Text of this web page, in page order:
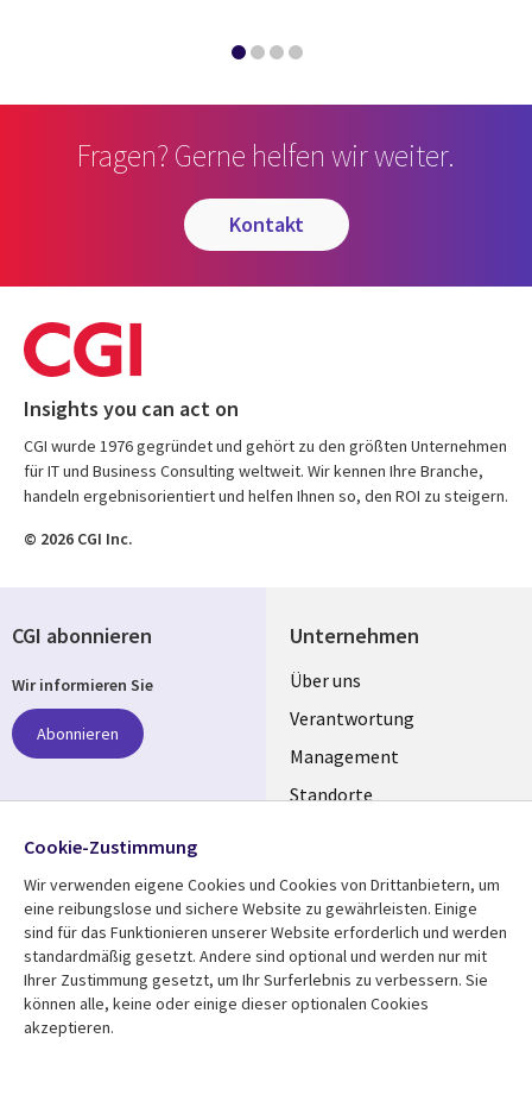
Fragen? Gerne helfen wir weiter.
kontakt
Insights you can act on
CGI wurde 1976 gegründet und gehört zu den größten Unternehmen
für IT und Business Consulting weltweit. Wir kennen Ihre Branche,
handeln ergebnisorientiert und helfen Ihnen so, den ROI zu steigern.
© 2026 CGI Inc.
Unternehmen
Useful
links
GERMANY
Über uns
Verantwortung
Management
Standorte
Mediathek
Library
Aktuelles
Rechtliches
CGI abonnieren
Wir informieren Sie
Abonnieren
Folgen Sie uns
Social
Media
GERMANY
Cookie-Zustimmung
Wir verwenden eigene Cookies und Cookies von Drittanbietern, um
eine reibungslose und sichere Website zu gewährleisten. Einige
sind für das Funktionieren unserer Website erforderlich und werden
standardmäßig gesetzt. Andere sind optional und werden nur mit
Ihrer Zustimmung gesetzt, um Ihr Surferlebnis zu verbessern. Sie
können alle, keine oder einige dieser optionalen Cookies
akzeptieren.